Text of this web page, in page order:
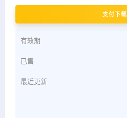
支付下载
有效期
已售
最近更新